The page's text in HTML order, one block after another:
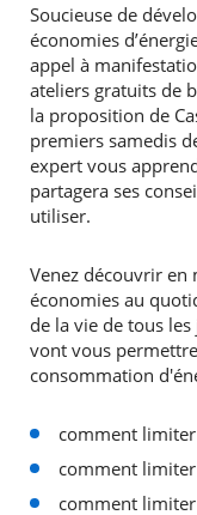
Soucieuse de
économies
appel à
ateliers gratuits de
la proposition de
premiers samedis
expert vous
partagera ses
utiliser.
Venez découvrir en
économies au
de la vie de tous
vont vous
consommation
comment
comment
comment